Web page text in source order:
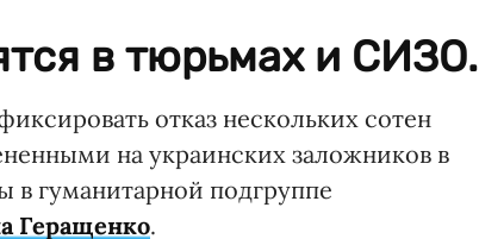
в тюрьмах и СИЗО.
отказ нескольких сотен
на украинских заложников в
в гуманитарной подгруппе
Геращенко.